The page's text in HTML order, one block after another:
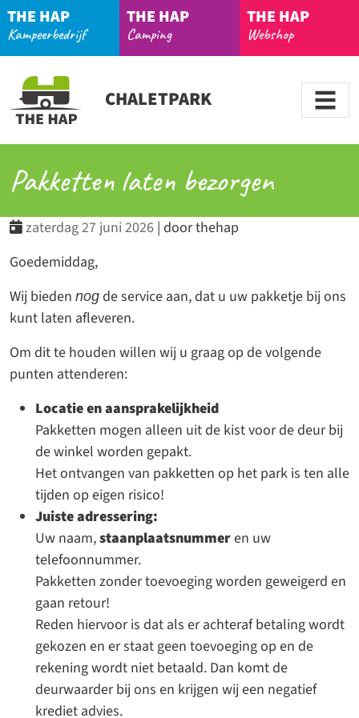
THE HAP
Kampeerbedrijf
THE HAP
Camping
THE HAP
Webshop
CHALETPARK
Pakketten laten bezorgen
zaterdag 27 juni 2026 | door thehap
Goedemiddag,
Wij bieden nog de service aan, dat u uw pakketje bij ons
kunt laten afleveren.
Om dit te houden willen wij u graag op de volgende
punten attenderen:
Locatie en aansprakelijkheid
Pakketten mogen alleen uit de kist voor de deur bij
de winkel worden gepakt.
Het ontvangen van pakketten op het park is ten alle
tijden op eigen risico!
Juiste adressering:
Uw naam,staanplaatsnummeren uw
telefoonnummer.
Pakketten zonder toevoeging worden geweigerd en
gaan retour!
Reden hiervoor is dat als er achteraf betaling wordt
gekozen en er staat geen toevoeging op en de
rekening wordt niet betaald. Dan komt de
deurwaarder bij ons en krijgen wij een negatief
krediet advies.